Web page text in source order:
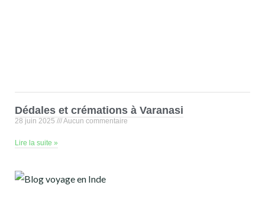
Dédales et crémations à Varanasi
28 juin 2025 Aucun commentaire
Lire la suite »